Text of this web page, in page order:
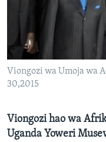
Viongozi wa Umoja wa
30,2015
Viongozi hao wa
Uganda Yoweri